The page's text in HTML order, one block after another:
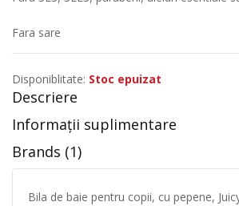
Fara sare
Disponiblitate: Stoc epuizat
Descriere
Informații suplimentare
Brands (1)
Bila de baie pentru copii, cu pepene,